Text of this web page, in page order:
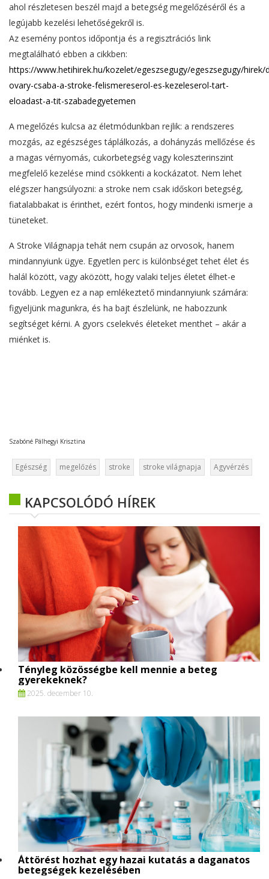
ahol részletesen beszél majd a betegség megelőzéséről és a
legújabb kezelési lehetőségekről is.
Az esemény pontos időpontja és a regisztrációs link
megtalálható ebben a cikkben:
https://www.hetihirek.hu/kozelet/egeszsegugy/egeszsegugy/hirek/
ovary-csaba-a-stroke-felismereserol-es-kezeleserol-tart-
eloadast-a-tit-szabadegyetemen
A megelőzés kulcsa az életmódunkban rejlik: a rendszeres
mozgás, az egészséges táplálkozás, a dohányzás mellőzése és
a magas vérnyomás, cukorbetegség vagy koleszterinszint
megfelelő kezelése mind csökkenti a kockázatot. Nem lehet
elégszer hangsúlyozni: a stroke nem csak időskori betegség,
fiatalabbakat is érinthet, ezért fontos, hogy mindenki ismerje a
tüneteket.
A Stroke Világnapja tehát nem csupán az orvosok, hanem
mindannyiunk ügye. Egyetlen perc is különbséget tehet élet és
halál között, vagy aközött, hogy valaki teljes életet élhet-e
tovább. Legyen ez a nap emlékeztető mindannyiunk számára:
figyeljünk magunkra, és ha bajt észlelünk, ne habozzunk
segítséget kérni. A gyors cselekvés életeket menthet – akár a
miénket is.
Szabóné Pálhegyi Krisztina
Egészség megelőzés stroke stroke világnapja Agyvérzés
KAPCSOLÓDÓ HÍREK
Tényleg közösségbe kell mennie a beteg
gyerekeknek?
2025. december 10.
Áttörést hozhat egy hazai kutatás a daganatos
betegségek kezelésében